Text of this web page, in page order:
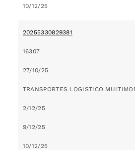
10/12/25
20255330829381
16307
27/10/25
TRANSPORTES LOGISTICO
2/12/25
9/12/25
10/12/25